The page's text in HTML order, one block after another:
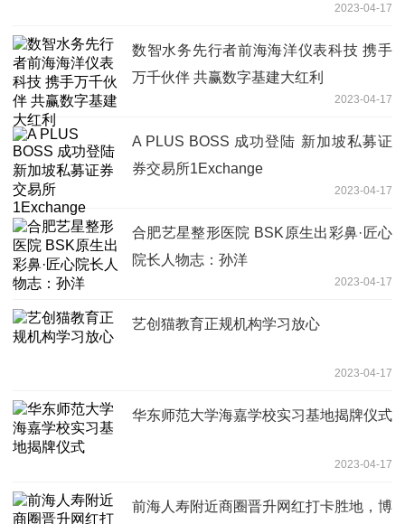
2023-04-17
数智水务先行者前海海洋仪表科技 携手
万千伙伴 共赢数字基建大红利
2023-04-17
A PLUS BOSS 成功登陆 新加坡私募证
券交易所1Exchange
2023-04-17
合肥艺星整形医院 BSK原生出彩鼻·匠心
院长人物志：孙洋
2023-04-17
艺创猫教育正规机构学习放心
2023-04-17
华东师范大学海嘉学校实习基地揭牌仪式
2023-04-17
前海人寿附近商圈晋升网红打卡胜地，博